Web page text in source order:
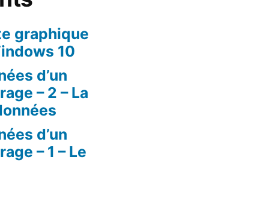
graphique
10
d’un
– 2 – La
d’un
– 1 – Le